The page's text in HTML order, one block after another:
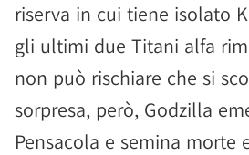
riserva in cui tiene isolato
gli ultimi due Titani alfa
non può rischiare che si
sorpresa, però, Godzilla
Pensacola e semina morte